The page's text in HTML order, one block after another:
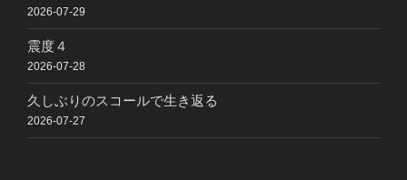
2026-07-29
震度４
2026-07-28
久しぶりのスコールで生き返る
2026-07-27